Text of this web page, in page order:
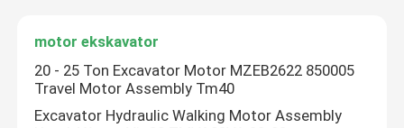
Boom Ekskavator
motor ekskavator
20 - 25 Ton Excavator Motor MZEB2622 850005
Travel Motor Assembly Tm40
Excavator Hydraulic Walking Motor Assembly